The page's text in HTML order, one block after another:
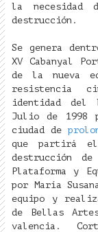
la necesidad
destrucción.
Se genera
XV Cabanyal
de la nueva
resistencia
identidad del
Julio de 1998
ciudad de
que partirá
destrucción
Plataforma y
por María
equipo y
de Bellas
valencia.